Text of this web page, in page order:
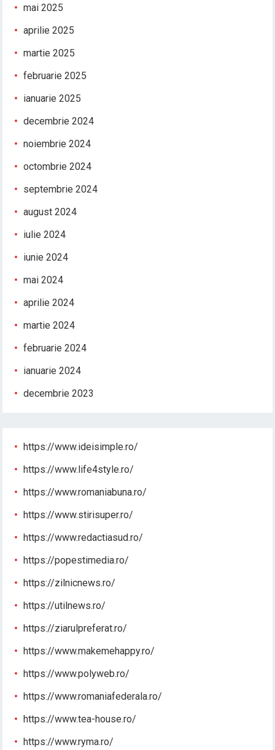
mai 2025
aprilie 2025
martie 2025
februarie 2025
ianuarie 2025
decembrie 2024
noiembrie 2024
octombrie 2024
septembrie 2024
august 2024
iulie 2024
iunie 2024
mai 2024
aprilie 2024
martie 2024
februarie 2024
ianuarie 2024
decembrie 2023
https://www.ideisimple.ro/
https://www.life4style.ro/
https://www.romaniabuna.ro/
https://www.stirisuper.ro/
https://www.redactiasud.ro/
https://popestimedia.ro/
https://zilnicnews.ro/
https://utilnews.ro/
https://ziarulpreferat.ro/
https://www.makemehappy.ro/
https://www.polyweb.ro/
https://www.romaniafederala.ro/
https://www.tea-house.ro/
https://www.ryma.ro/